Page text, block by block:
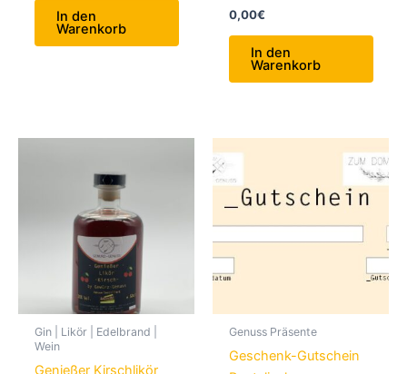
In den
Warenkorb
0,00€
In den
Warenkorb
Gin | Likör | Edelbrand |
Wein
Genießer Kirschlikör
Genuss Präsente
Geschenk-Gutschein